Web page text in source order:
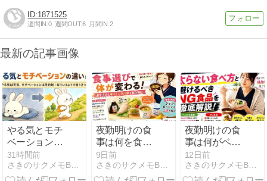
1871525
週間IN:0 週間OUT:6 月間IN:2
最新の記事画像
やる気とモチ
ベーションの
違いとは？
（前編）
31時間前
さきのサクメモBLOG
夜勤明けの食
事は何を食べ
る？コンビニ
で買えるおす
すめメニュー
9日前
さきのサクメモBLOG
夜勤明けの食
事は何がベス
ト？太らない
食べ方と避け
るべきNG食品
12日前
さきのサクメモBLOG